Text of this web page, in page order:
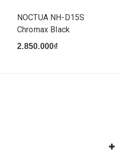
NOCTUA NH-D15S
Chromax Black
2.850.000₫